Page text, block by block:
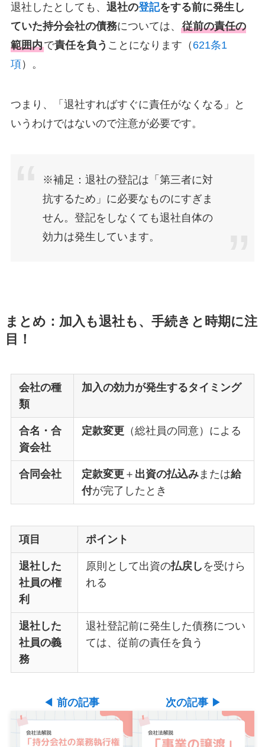
退社したとしても、 退社の登記をする前に発生し
ていた持分会社の債務については、 従前の責任の
範囲内で責任を負う ことになります（ 621条1
項）。
つまり、「退社すればすぐに責任がなくなる」と
いうわけではないので注意が必要です。
※補足：退社の登記は「第三者に対
抗するため」に必要なものにすぎま
せん。登記をしなくても退社自体の
効力は発生しています。
まとめ：加入も退社も、手続きと時期に注
目！
会社の種
類
加入の効力が発生するタイミング
合名・合
資会社
定款変更 （総社員の同意）による
合同会社 定款変更 ＋ 出資の払込みまたは給
付が完了したとき
項目 ポイント
退社した
社員の権
利
原則として出資の払戻し を受けら
れる
退社した
社員の義
務
退社登記前に発生した債務につい
ては、従前の責任を負う
◀前の記事 次の記事▶